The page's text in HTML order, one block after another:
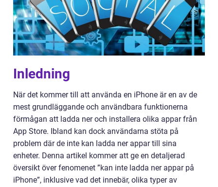
Inledning
När det kommer till att använda en iPhone är en av de
mest grundläggande och användbara funktionerna
förmågan att ladda ner och installera olika appar från
App Store. Ibland kan dock användarna stöta på
problem där de inte kan ladda ner appar till sina
enheter. Denna artikel kommer att ge en detaljerad
översikt över fenomenet ”kan inte ladda ner appar på
iPhone”, inklusive vad det innebär, olika typer av